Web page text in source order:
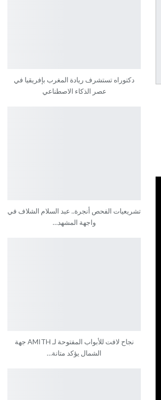
دكتوراه تستشرف ريادة المغرب بإفريقيا في
عصر الذكاء الاصطناعي
تشريعيات الفحص أنجرة.. عبد السلام الشلاف في
واجهة المشهد…
نجاح لافت للأبواب المفتوحة لـ AMITH جهة
الشمال يؤكد متانة…